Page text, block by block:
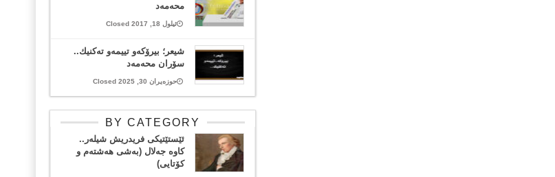
محەمەد
ئیلول 18, 2017 Closed
شیعر؛ بیرۆکەو تییمەو تەکنیك..
سۆران محەمەد
حوزەیران 30, 2025 Closed
BY CATEGORY
ئێستێتیکی فریدریش شیلەر..
کاوە جەلال (بەشی هەشتەم و
کۆتایی)